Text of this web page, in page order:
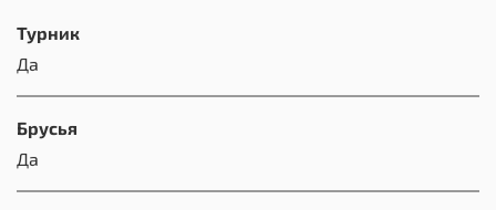
Турник
Да
Брусья
Да